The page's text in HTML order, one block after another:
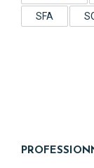
SFA